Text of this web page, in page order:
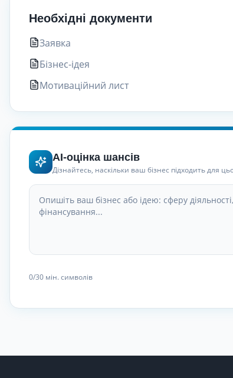
Необхідні документи
Заявка
Бізнес-ідея
Мотиваційний лист
AI-оцінка шансів
Дізнайтесь, наскільки ваш бізнес підходить для
0/30 мін. символів